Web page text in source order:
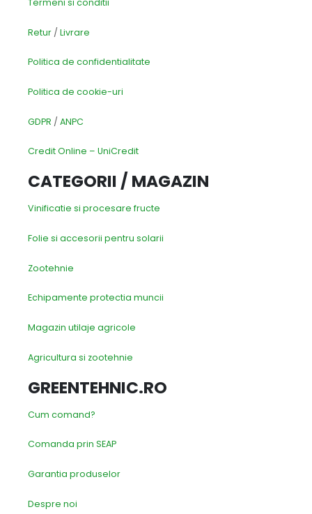
Termeni si conditii
Retur / Livrare
Politica de confidentialitate
Politica de cookie-uri
GDPR / ANPC
Credit Online – UniCredit
CATEGORII / MAGAZIN
Vinificatie si procesare fructe
Folie si accesorii pentru solarii
Zootehnie
Echipamente protectia muncii
Magazin utilaje agricole
Agricultura si zootehnie
GREENTEHNIC.RO
Cum comand?
Comanda prin SEAP
Garantia produselor
Despre noi